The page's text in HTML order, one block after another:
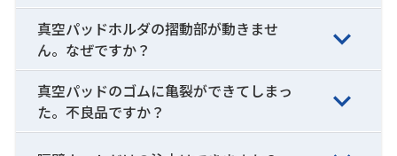
真空パッドホルダの摺動部が動きませ
ん。なぜですか？
真空パッドのゴムに亀裂ができてしまっ
た。不良品ですか？